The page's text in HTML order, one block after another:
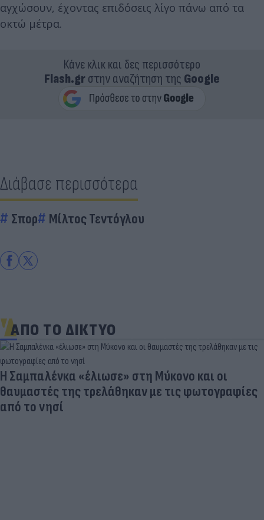
αγχώσουν, έχοντας επιδόσεις λίγο πάνω από τα
οκτώ μέτρα.
Κάνε κλικ και δες περισσότερο
Flash.grστην αναζήτηση της Google
Διάβασε περισσότερα
Σπορ Μίλτος Τεντόγλου
ΑΠΟ ΤΟ ΔΙΚΤΥΟ
Η Σαμπαλένκα «έλιωσε» στη Μύκονο και οι
θαυμαστές της τρελάθηκαν με τις φωτογραφίες
από το νησί